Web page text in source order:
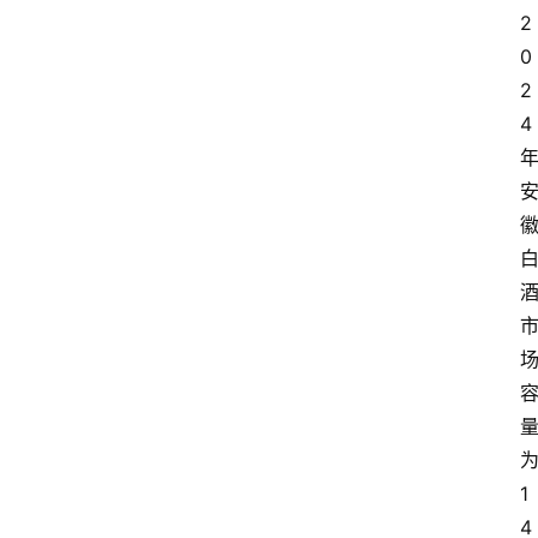
2
0
2
4
年
安
徽
白
酒
市
场
容
量
为
1
4